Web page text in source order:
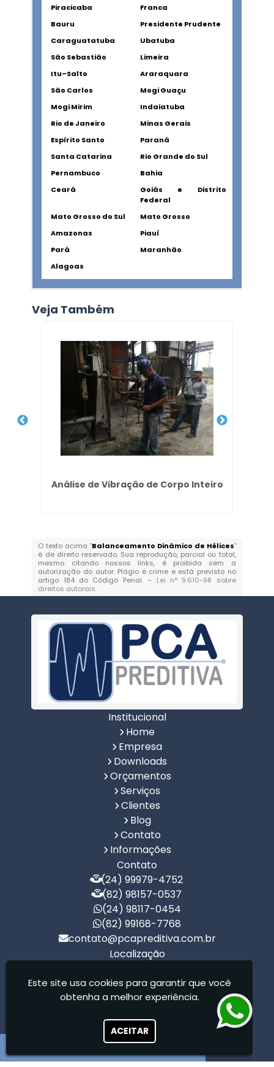
Piracicaba
Franca
Bauru
Presidente Prudente
Caraguatatuba
Ubatuba
São Sebastião
Limeira
Itu–Salto
Araraquara
São Carlos
Mogi Guaçu
Mogi Mirim
Indaiatuba
Rio de Janeiro
Minas Gerais
Espírito Santo
Paraná
Santa Catarina
Rio Grande do Sul
Pernambuco
Bahia
Ceará
Goiás e Distrito
Federal
Mato Grosso do Sul
Mato Grosso
Amazonas
Piauí
Pará
Maranhão
Alagoas
Veja Também
Análise de Vibração de Corpo Inteiro
O texto acima "Balanceamento Dinâmico de Hélices"
é de direito reservado. Sua reprodução, parcial ou total,
mesmo citando nossos links, é proibida sem a
autorização do autor. Plágio é crime e está previsto no
artigo 184 do Código Penal. – Lei n° 9.610-98 sobre
direitos autorais.
Institucional
Home
Empresa
Downloads
Orçamentos
Serviços
Clientes
Blog
Contato
Informações
Contato
(24) 99979-4752
(82) 98157-0537
(24) 98117-0454
(82) 99168-7768
contato@pcapreditiva.com.br
Localização
Miguel dos Campos / AL - CEP: 57240-044
Este site usa cookies para garantir que você
obtenha a melhor experiência.
ACEITAR